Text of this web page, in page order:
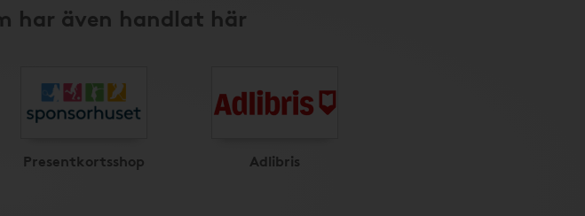
har även handlat här
Presentkortsshop Adlibris